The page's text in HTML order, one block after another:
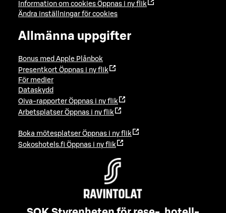
Information om cookies Öppnas i ny flik
Ändra inställningar för cookies
Allmänna uppgifter
Bonus med Apple Plånbok
Presentkort Öppnas i ny flik
För medier
Dataskydd
Oiva-rapporter Öppnas i ny flik
Arbetsplatser Öppnas i ny flik
Boka mötesplatser Öppnas i ny flik
Sokoshotels.fi Öppnas i ny flik